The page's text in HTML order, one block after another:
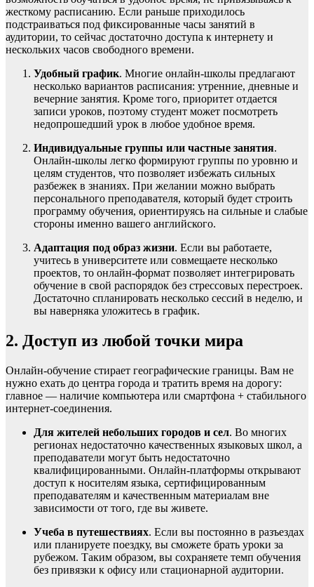
жесткому расписанию. Если раньше приходилось
подстраиваться под фиксированные часы занятий в
аудитории, то сейчас достаточно доступа к интернету и
нескольких часов свободного времени.
Удобный график. Многие онлайн-школы предлагают
несколько вариантов расписания: утренние, дневные и
вечерние занятия. Кроме того, приоритет отдается
записи уроков, поэтому студент может посмотреть
недопрошедший урок в любое удобное время.
Индивидуальные группы или частные занятия.
Онлайн-школы легко формируют группы по уровню и
целям студентов, что позволяет избежать сильных
разбежек в знаниях. При желании можно выбрать
персонального преподавателя, который будет строить
программу обучения, ориентируясь на сильные и слабые
стороны именно вашего английского.
Адаптация под образ жизни. Если вы работаете,
учитесь в университете или совмещаете несколько
проектов, то онлайн-формат позволяет интегрировать
обучение в свой распорядок без стрессовых перестроек.
Достаточно спланировать несколько сессий в неделю, и
вы наверняка уложитесь в график.
2. Доступ из любой точки мира
Онлайн-обучение стирает географические границы. Вам не
нужно ехать до центра города и тратить время на дорогу:
главное — наличие компьютера или смартфона + стабильного
интернет-соединения.
Для жителей небольших городов и сел. Во многих
регионах недостаточно качественных языковых школ, а
преподаватели могут быть недостаточно
квалифицированными. Онлайн-платформы открывают
доступ к носителям языка, сертифицированным
преподавателям и качественным материалам вне
зависимости от того, где вы живете.
Учеба в путешествиях. Если вы постоянно в разъездах
или планируете поездку, вы сможете брать уроки за
рубежом. Таким образом, вы сохраняете темп обучения
без привязки к офису или стационарной аудитории.